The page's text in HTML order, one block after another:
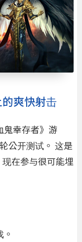
的爽快射击
鬼幸存者》游
公开测试。 这是
在参与很可能埋